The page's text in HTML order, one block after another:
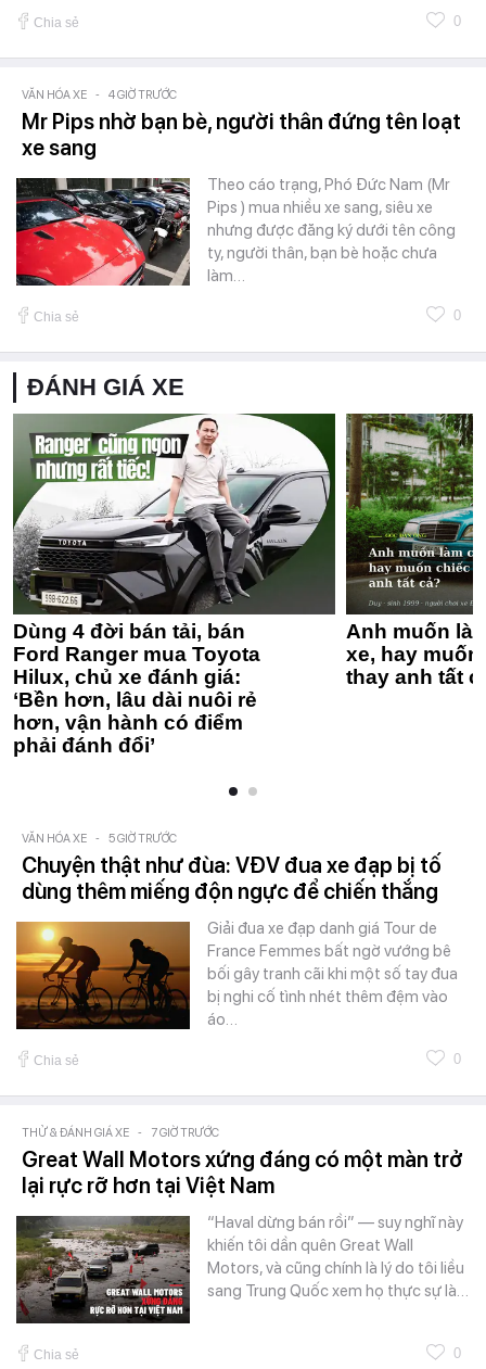
Chia sẻ 0
VĂN HÓA XE - 4 GIỜ TRƯỚC
Mr Pips nhờ bạn bè, người thân đứng tên loạt
xe sang
Theo cáo trạng, Phó Đức Nam (Mr
Pips ) mua nhiều xe sang, siêu xe
nhưng được đăng ký dưới tên công
ty, người thân, bạn bè hoặc chưa
làm…
Chia sẻ 0
ĐÁNH GIÁ XE
Dùng 4 đời bán tải, bán
Ford Ranger mua Toyota
Hilux, chủ xe đánh giá:
‘Bền hơn, lâu dài nuôi rẻ
hơn, vận hành có điểm
phải đánh đổi’
Anh muốn
xe, hay
thay anh tất
VĂN HÓA XE - 5 GIỜ TRƯỚC
Chuyện thật như đùa: VĐV đua xe đạp bị tố
dùng thêm miếng độn ngực để chiến thắng
Giải đua xe đạp danh giá Tour de
France Femmes bất ngờ vướng bê
bối gây tranh cãi khi một số tay đua
bị nghi cố tình nhét thêm đệm vào
áo…
Chia sẻ 0
THỬ & ĐÁNH GIÁ XE - 7 GIỜ TRƯỚC
Great Wall Motors xứng đáng có một màn trở
lại rực rỡ hơn tại Việt Nam
“Haval dừng bán rồi” — suy nghĩ này
khiến tôi dần quên Great Wall
Motors, và cũng chính là lý do tôi liều
sang Trung Quốc xem họ thực sự là…
Chia sẻ 0